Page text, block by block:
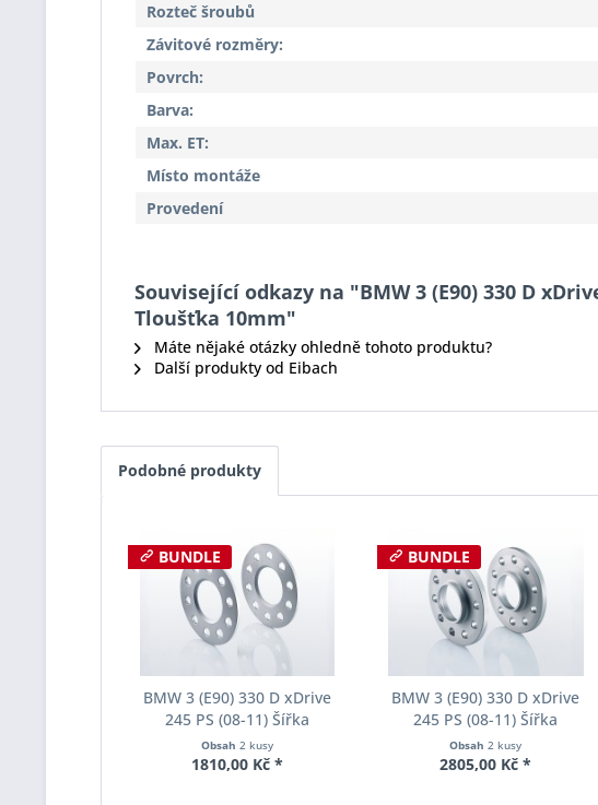
Rozteč šroubů
Závitové rozměry:
Povrch:
Barva:
Max. ET:
Místo montáže
Provedení
Související odkazy na "BMW 3 (E90) 330 D
Tloušťka 10mm"
Máte nějaké otázky ohledně tohoto produktu?
Další produkty od Eibach
Podobné produkty
BUNDLE
BMW 3 (E90) 330 D xDrive
245 PS (08-11) Šířka
rozchodu Eibach Pro-Spacer
S90-1-05-017 System1
Obsah 2 kusy
1810,00 Kč *
BUNDLE
BMW 3 (E90) 330 D xDrive
245 PS (08-11) Šířka
rozchodu Eibach Pro-Spacer
S90-2-12-002 System2
Obsah2 kusy
2805,00 Kč *